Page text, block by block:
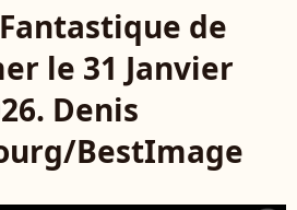
de
le 31 Janvier
Denis
BestImage